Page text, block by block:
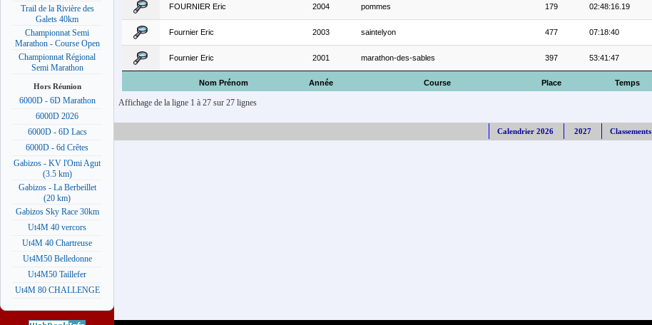
Trail de la Rivière des
Galets 40km
Championnat Semi
Marathon - Course Open
Championnat Régional
Semi Marathon
Hors Réunion
6000D - 6D Marathon
6000D 2026
6000D - 6D Lacs
6000D - 6d Crêtes
Gabizos - KV l'Omi Agut
(3.5 km)
Gabizos - La Berbeillet
(20 km)
Gabizos Sky Race 30km
Ut4M 40 vercors
Ut4M 40 Chartreuse
Ut4M50 Belledonne
Ut4M50 Taillefer
Ut4M 80 CHALLENGE
Nom Prénom Année Course Place Temps
FOURNIER Eric 2004 pommes 179 02:48:16.19
Fournier Eric 2003 saintelyon 477 07:18:40
Fournier Eric 2001 marathon-des-sables 397 53:41:47
Affichage de la ligne 1 à 27 sur 27 lignes
Calendrier 2026 2027 Classements